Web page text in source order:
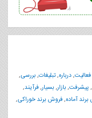
فعالیت,درباره,تبلیغات,بررسی,
, پیشرفت,بازار,بسیار,فرآیند,
آماده,فروش برند خوراکی,